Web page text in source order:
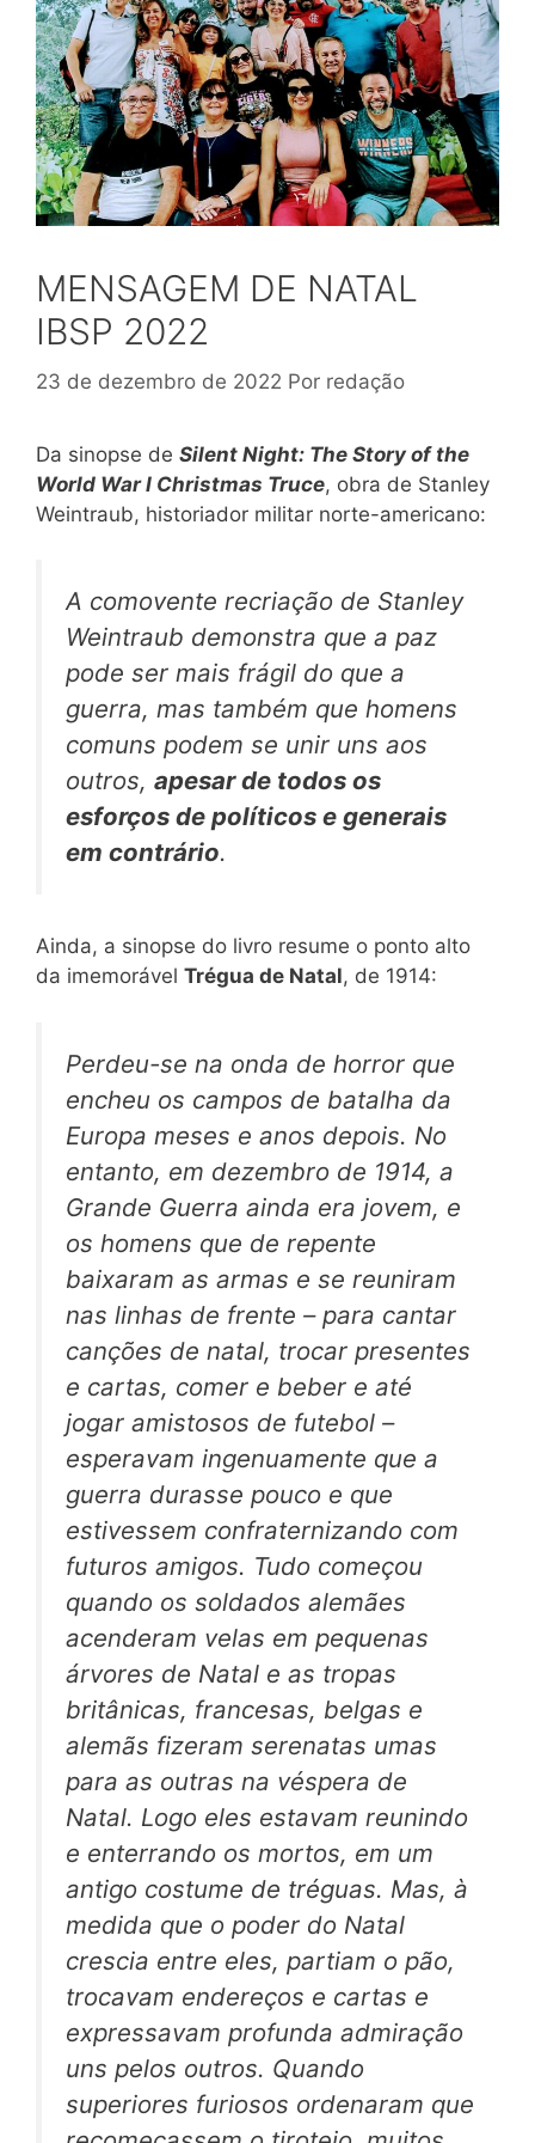
MENSAGEM DE NATAL
IBSP 2022
23 de dezembro de 2022 Por redação
Da sinopse de Silent Night: The Story of the
World War I Christmas Truce, obra de Stanley
Weintraub, historiador militar norte-americano:
A comovente recriação de Stanley
Weintraub demonstra que a paz
pode ser mais frágil do que a
guerra, mas também que homens
comuns podem se unir uns aos
outros, apesar de todos os
esforços de políticos e generais
em contrário.
Ainda, a sinopse do livro resume o ponto alto
da imemorável Trégua de Natal, de 1914:
Perdeu-se na onda de horror que
encheu os campos de batalha da
Europa meses e anos depois. No
entanto, em dezembro de 1914, a
Grande Guerra ainda era jovem, e
os homens que de repente
baixaram as armas e se reuniram
nas linhas de frente – para cantar
canções de natal, trocar presentes
e cartas, comer e beber e até
jogar amistosos de futebol –
esperavam ingenuamente que a
guerra durasse pouco e que
estivessem confraternizando com
futuros amigos. Tudo começou
quando os soldados alemães
acenderam velas em pequenas
árvores de Natal e as tropas
britânicas, francesas, belgas e
alemãs fizeram serenatas umas
para as outras na véspera de
Natal. Logo eles estavam reunindo
e enterrando os mortos, em um
antigo costume de tréguas. Mas, à
medida que o poder do Natal
crescia entre eles, partiam o pão,
trocavam endereços e cartas e
expressavam profunda admiração
uns pelos outros. Quando
superiores furiosos ordenaram que